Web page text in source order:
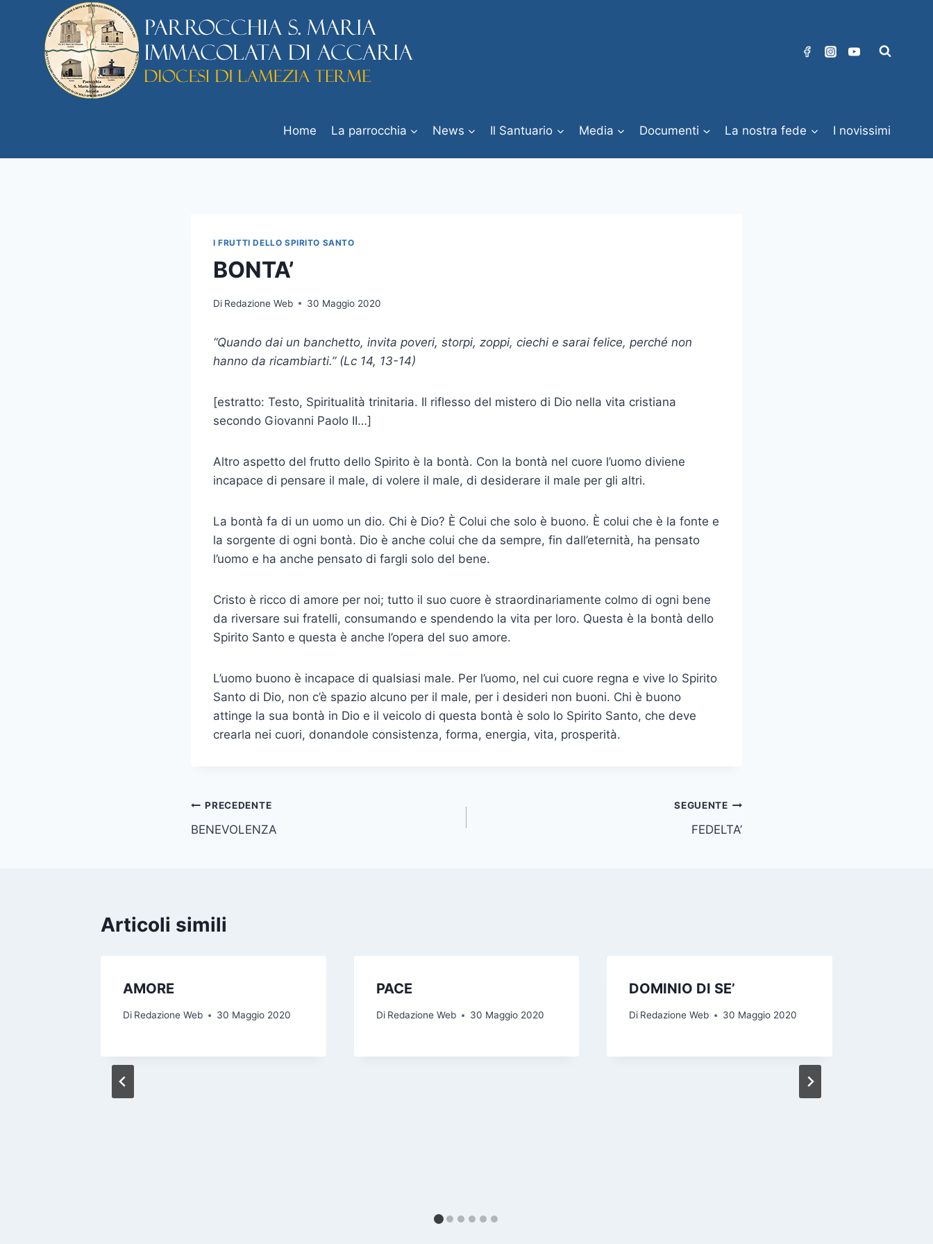
Home La parrocchia News Il Santuario Media Documenti La nostra fede I novissimi
I FRUTTI DELLO SPIRITO SANTO
BONTA’
Di Redazione Web 30 Maggio 2020
“Quando dai un banchetto, invita poveri, storpi, zoppi, ciechi e sarai felice, perché non
hanno da ricambiarti.” (Lc 14, 13-14)
[estratto: Testo, Spiritualità trinitaria. Il riflesso del mistero di Dio nella vita cristiana
secondo Giovanni Paolo II…]
Altro aspetto del frutto dello Spirito è la bontà. Con la bontà nel cuore l’uomo diviene
incapace di pensare il male, di volere il male, di desiderare il male per gli altri.
La bontà fa di un uomo un dio. Chi è Dio? È Colui che solo è buono. È colui che è la fonte e
la sorgente di ogni bontà. Dio è anche colui che da sempre, fin dall’eternità, ha pensato
l’uomo e ha anche pensato di fargli solo del bene.
Cristo è ricco di amore per noi; tutto il suo cuore è straordinariamente colmo di ogni bene
da riversare sui fratelli, consumando e spendendo la vita per loro. Questa è la bontà dello
Spirito Santo e questa è anche l’opera del suo amore.
L’uomo buono è incapace di qualsiasi male. Per l’uomo, nel cui cuore regna e vive lo Spirito
Santo di Dio, non c’è spazio alcuno per il male, per i desideri non buoni. Chi è buono
attinge la sua bontà in Dio e il veicolo di questa bontà è solo lo Spirito Santo, che deve
crearla nei cuori, donandole consistenza, forma, energia, vita, prosperità.
PRECEDENTE
BENEVOLENZA
SEGUENTE
FEDELTA’
Articoli simili
AMORE
Di Redazione Web 30 Maggio 2020
PACE
Di Redazione Web 30 Maggio 2020
DOMINIO DI SE’
Di Redazione Web 30 Maggio 2020